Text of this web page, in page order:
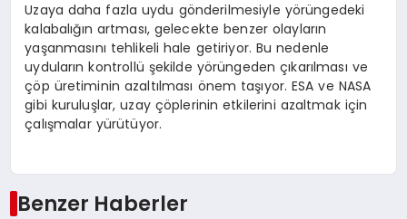
Uzaya daha fazla uydu gönderilmesiyle yörüngedeki
kalabalığın artması, gelecekte benzer olayların
yaşanmasını tehlikeli hale getiriyor. Bu nedenle
uyduların kontrollü şekilde yörüngeden çıkarılması ve
çöp üretiminin azaltılması önem taşıyor. ESA ve NASA
gibi kuruluşlar, uzay çöplerinin etkilerini azaltmak için
çalışmalar yürütüyor.
Benzer Haberler